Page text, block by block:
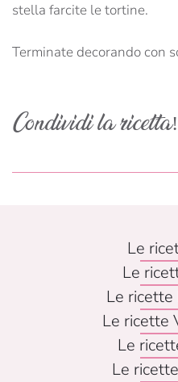
stella farcite le tortine.
Terminate decorando con
Condividi la ricetta!
Le
Le
Le ricette
Le ricette
Le
Le